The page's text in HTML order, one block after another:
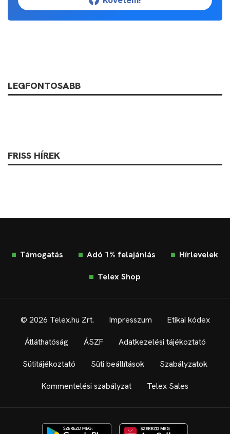
LEGFONTOSABB
FRISS HÍREK
Támogatás Adó 1% felajánlás Hírlevelek
Telex Shop
© 2026 Telex.hu Zrt. Impresszum Etikai kódex
Átláthatóság ÁSZF Adatkezelési tájékoztató
Sütitájékoztató Süti beállítások Szabályzatok
Kommentelési szabályzat Telex Sales